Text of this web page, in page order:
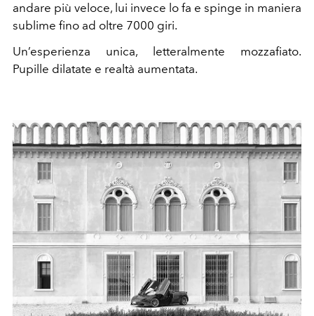
andare più veloce, lui invece lo fa e spinge in maniera
sublime fino ad oltre 7000 giri.
Un’esperienza unica, letteralmente mozzafiato.
Pupille dilatate e realtà aumentata.